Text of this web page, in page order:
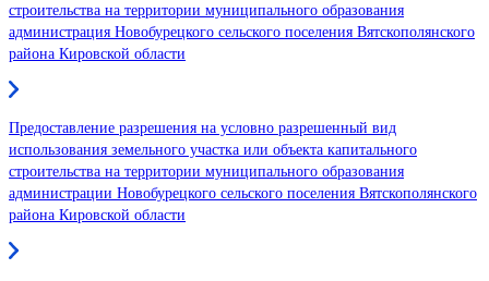
строительства на территории муниципального образования
администрация Новобурецкого сельского поселения Вятскополянского
района Кировской области
Предоставление разрешения на условно разрешенный вид
использования земельного участка или объекта капитального
строительства на территории муниципального образования
администрации Новобурецкого сельского поселения Вятскополянского
района Кировской области